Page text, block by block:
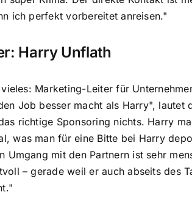
ich perfekt vorbereitet anreisen."
Harry Unflath
Marketing-Leiter für
Job besser macht als Harry",
richtige Sponsoring nichts. Harry
was man für eine Bitte bei Harry
Umgang mit den Partnern ist sehr
– gerade weil er auch abseits des